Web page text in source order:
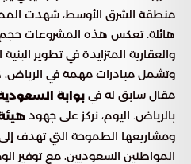
منطقة الشرق الأوسط، شهدت
هائلة. تعكس هذه المشروعات حجم
والعقارية المتزايدة في تطوير
وتشمل مبادرات مهمة في الرياض،
مقال سابق له في بوابة
بالرياض. اليوم، نركز على جهود
ومشاريعها الطموحة التي تهدف
المواطنين السعوديين، مع توفير